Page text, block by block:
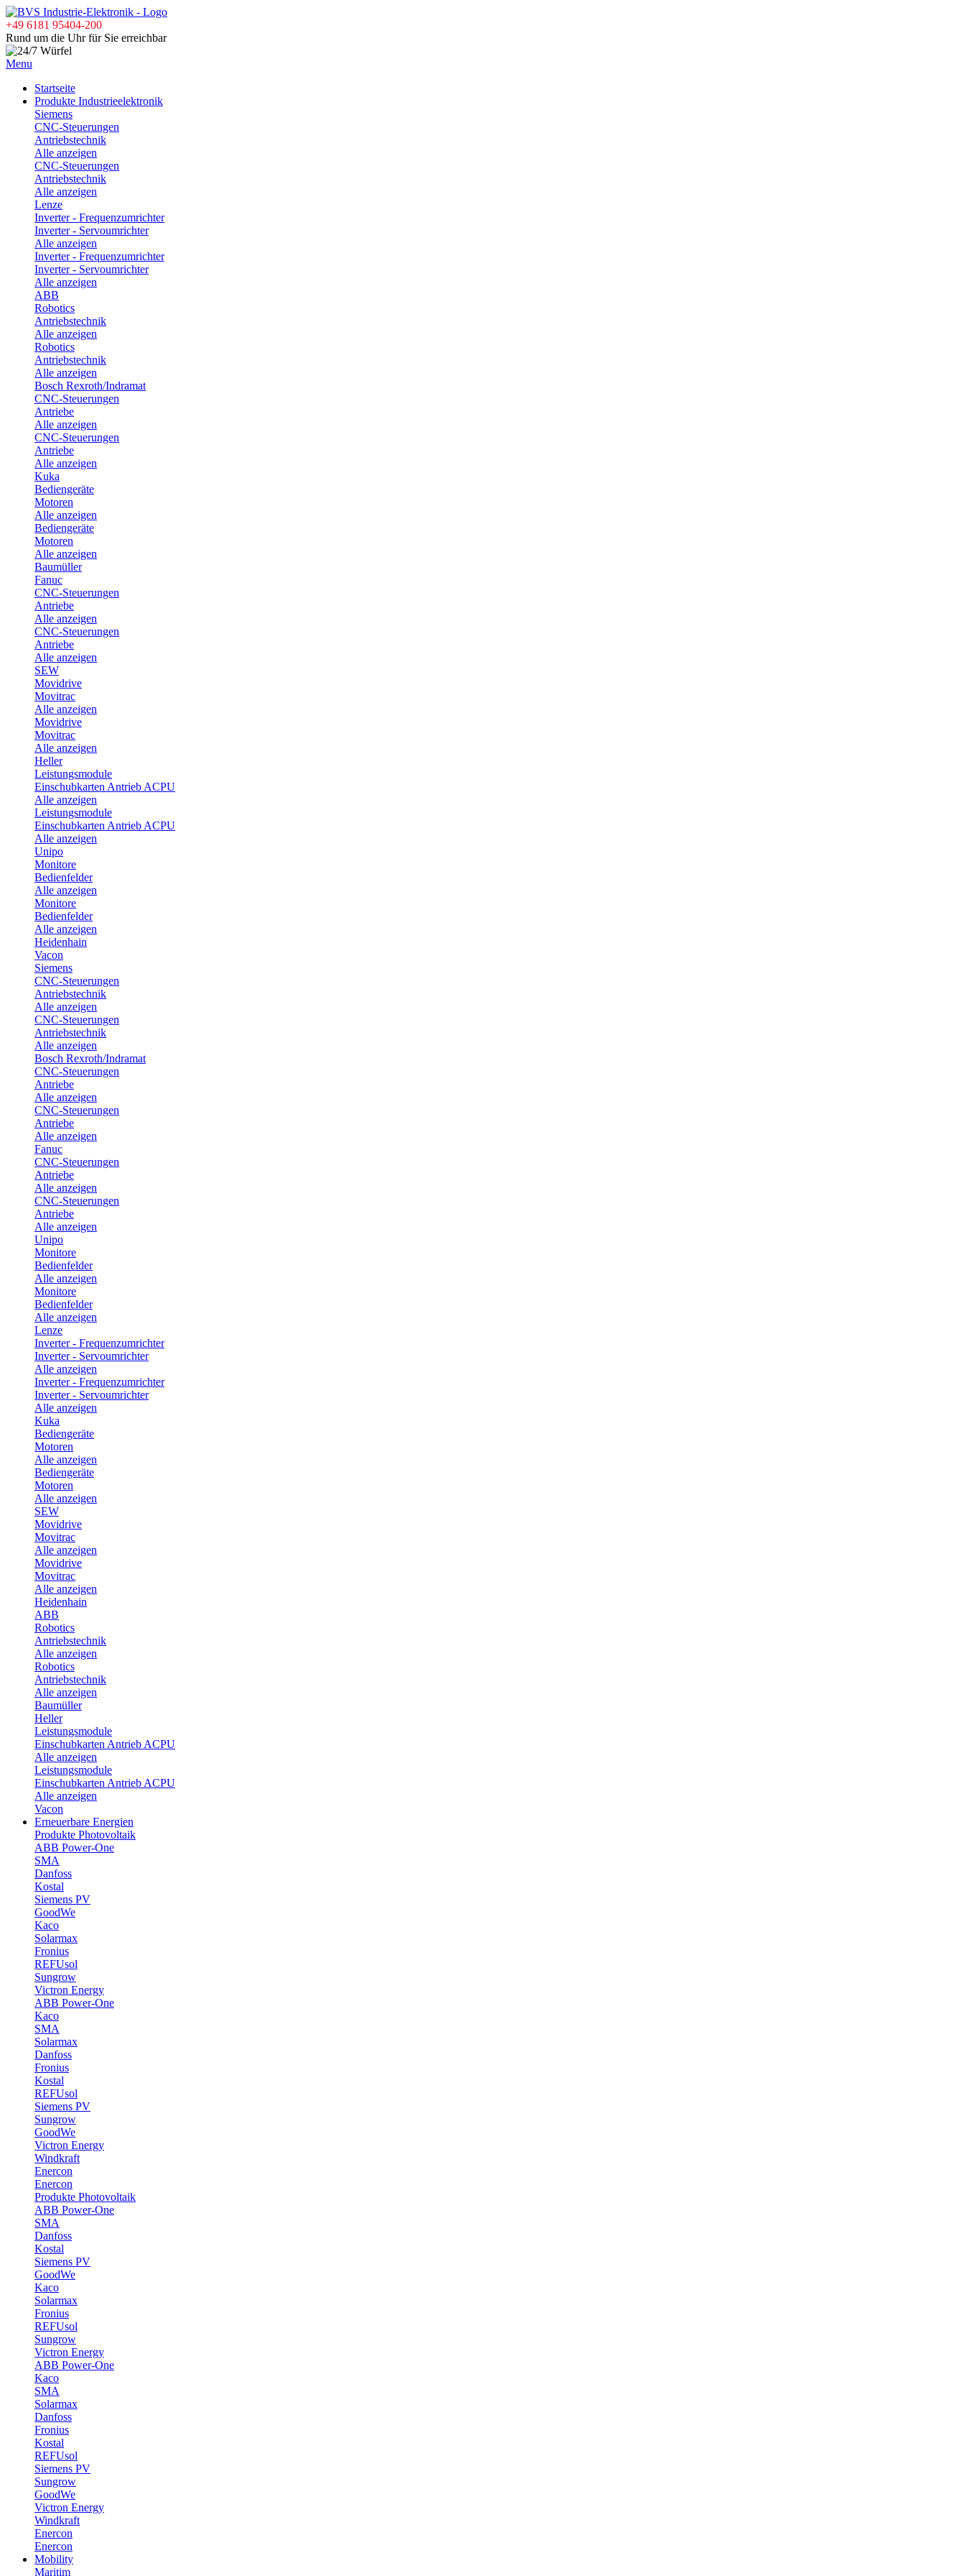
+49 6181 95404-200
Rund um die Uhr für Sie erreichbar
Menu
Startseite
Produkte Industrieelektronik
Siemens
CNC-Steuerungen
Antriebstechnik
Alle anzeigen
CNC-Steuerungen
Antriebstechnik
Alle anzeigen
Lenze
Inverter - Frequenzumrichter
Inverter - Servoumrichter
Alle anzeigen
Inverter - Frequenzumrichter
Inverter - Servoumrichter
Alle anzeigen
ABB
Robotics
Antriebstechnik
Alle anzeigen
Robotics
Antriebstechnik
Alle anzeigen
Bosch Rexroth/Indramat
CNC-Steuerungen
Antriebe
Alle anzeigen
CNC-Steuerungen
Antriebe
Alle anzeigen
Kuka
Bediengeräte
Motoren
Alle anzeigen
Bediengeräte
Motoren
Alle anzeigen
Baumüller
Fanuc
CNC-Steuerungen
Antriebe
Alle anzeigen
CNC-Steuerungen
Antriebe
Alle anzeigen
SEW
Movidrive
Movitrac
Alle anzeigen
Movidrive
Movitrac
Alle anzeigen
Heller
Leistungsmodule
Einschubkarten Antrieb ACPU
Alle anzeigen
Leistungsmodule
Einschubkarten Antrieb ACPU
Alle anzeigen
Unipo
Monitore
Bedienfelder
Alle anzeigen
Monitore
Bedienfelder
Alle anzeigen
Heidenhain
Vacon
Siemens
CNC-Steuerungen
Antriebstechnik
Alle anzeigen
CNC-Steuerungen
Antriebstechnik
Alle anzeigen
Bosch Rexroth/Indramat
CNC-Steuerungen
Antriebe
Alle anzeigen
CNC-Steuerungen
Antriebe
Alle anzeigen
Fanuc
CNC-Steuerungen
Antriebe
Alle anzeigen
CNC-Steuerungen
Antriebe
Alle anzeigen
Unipo
Monitore
Bedienfelder
Alle anzeigen
Monitore
Bedienfelder
Alle anzeigen
Lenze
Inverter - Frequenzumrichter
Inverter - Servoumrichter
Alle anzeigen
Inverter - Frequenzumrichter
Inverter - Servoumrichter
Alle anzeigen
Kuka
Bediengeräte
Motoren
Alle anzeigen
Bediengeräte
Motoren
Alle anzeigen
SEW
Movidrive
Movitrac
Alle anzeigen
Movidrive
Movitrac
Alle anzeigen
Heidenhain
ABB
Robotics
Antriebstechnik
Alle anzeigen
Robotics
Antriebstechnik
Alle anzeigen
Baumüller
Heller
Leistungsmodule
Einschubkarten Antrieb ACPU
Alle anzeigen
Leistungsmodule
Einschubkarten Antrieb ACPU
Alle anzeigen
Vacon
Erneuerbare Energien
Produkte Photovoltaik
ABB Power-One
SMA
Danfoss
Kostal
Siemens PV
GoodWe
Kaco
Solarmax
Fronius
REFUsol
Sungrow
Victron Energy
ABB Power-One
Kaco
SMA
Solarmax
Danfoss
Fronius
Kostal
REFUsol
Siemens PV
Sungrow
GoodWe
Victron Energy
Windkraft
Enercon
Enercon
Produkte Photovoltaik
ABB Power-One
SMA
Danfoss
Kostal
Siemens PV
GoodWe
Kaco
Solarmax
Fronius
REFUsol
Sungrow
Victron Energy
ABB Power-One
Kaco
SMA
Solarmax
Danfoss
Fronius
Kostal
REFUsol
Siemens PV
Sungrow
GoodWe
Victron Energy
Windkraft
Enercon
Enercon
Mobility
Maritim